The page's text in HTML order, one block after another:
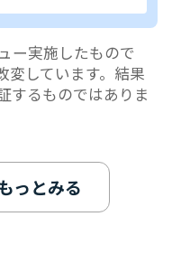
ー実施したもので
変しています。結果
するものではありま
っとみる